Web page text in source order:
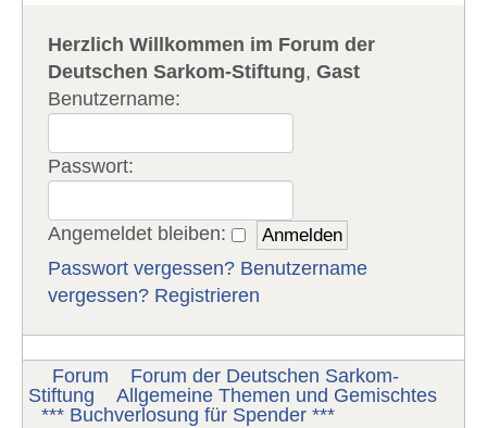
Herzlich Willkommen im Forum der
Deutschen Sarkom-Stiftung,Gast
Benutzername:
Passwort:
Angemeldet bleiben:
Passwort vergessen? Benutzername
vergessen? Registrieren
Forum
Forum der Deutschen Sarkom-
Stiftung
Allgemeine Themen und Gemischtes
*** Buchverlosung für Spender ***